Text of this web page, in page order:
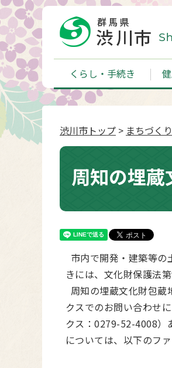
くらし・手続き
渋川市トップ > まちづく
周知の埋
市内で開発・建築等の
きには、文化財保護法
周知の埋蔵文化財包蔵
クスでのお問い合わせ
クス：0279-52-4008）
については、以下のフ